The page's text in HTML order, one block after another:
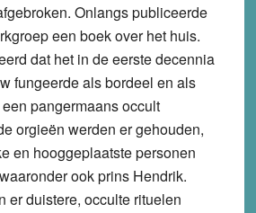
Onlangs publiceerde
een boek over het huis.
dat het in de eerste decennia
fungeerde als bordeel en als
pangermaans occult
orgieën werden er gehouden,
en hooggeplaatste personen
ook prins Hendrik.
er duistere, occulte rituelen